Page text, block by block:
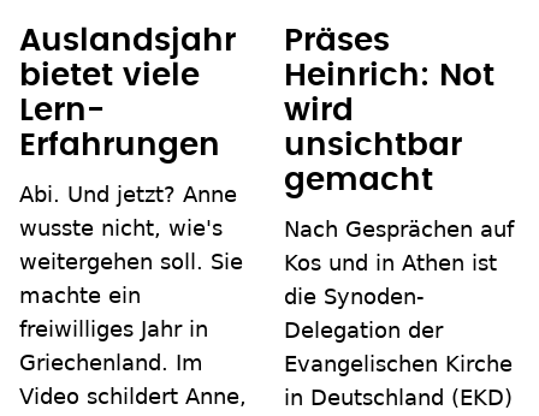
Auslandsjahr
bietet viele
Lern-
Erfahrungen
Abi. Und jetzt? Anne
wusste nicht, wie's
weitergehen soll. Sie
machte ein
freiwilliges Jahr in
Griechenland. Im
Video schildert Anne,
Präses
Heinrich: Not
wird
unsichtbar
gemacht
Nach Gesprächen auf
Kos und in Athen ist
die Synoden-
Delegation der
Evangelischen Kirche
in Deutschland (EKD)